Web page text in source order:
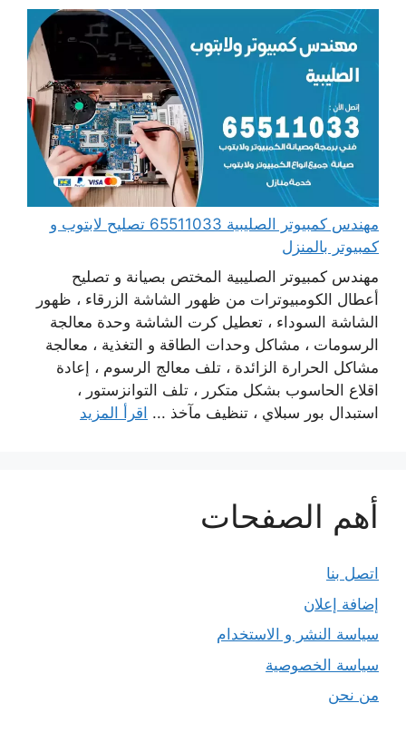
مهندس كمبيوتر الصليبية 65511033 تصليح لابتوب و
كمبيوتر بالمنزل
مهندس كمبيوتر الصليبية المختص بصيانة و تصليح
أعطال الكومبيوترات من ظهور الشاشة الزرقاء ، ظهور
الشاشة السوداء ، تعطيل كرت الشاشة وحدة معالجة
الرسومات ، مشاكل وحدات الطاقة و التغذية ، معالجة
مشاكل الحرارة الزائدة ، تلف معالج الرسوم ، إعادة
اقلاع الحاسوب بشكل متكرر ، تلف التوانزستور ،
استبدال بور سبلاي ، تنظيف مآخذ ... اقرأ المزيد
أهم الصفحات
اتصل بنا
إضافة إعلان
سياسة النشر و الاستخدام
سياسة الخصوصية
من نحن